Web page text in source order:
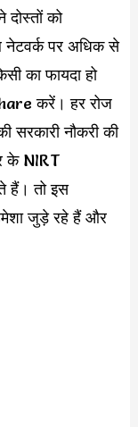
को
पर अधिक से
का फायदा हो
करें। हर रोज
सरकारी नौकरी की
के NIRT
हैं। तो इस
जुड़े रहे हैं और